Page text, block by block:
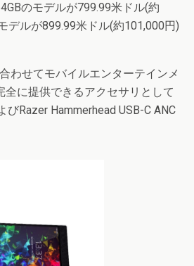
のモデルが799.99米ドル(約
デルが899.99米ドル(約101,000円)
わせてモバイルエンターテインメ
全に提供できるアクセサリとして
びRazer Hammerhead USB-C ANC